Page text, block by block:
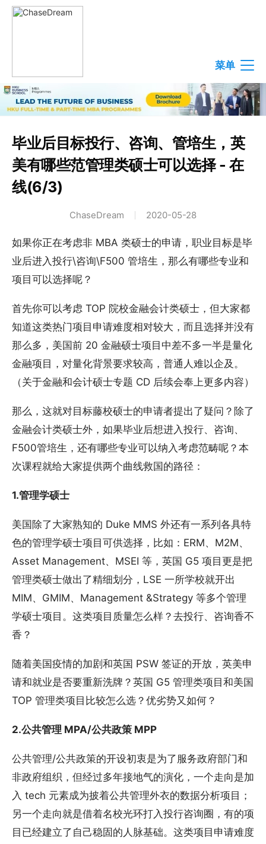
菜单
毕业后目标投行、咨询、管培生，英
美有哪些范管理类硕士可以选择 - 在
线(6/3)
ChaseDream 2020-05-28
如果你正在考虑非 MBA 类硕士的申请，职业目标是毕
业后进入投行\咨询\F500 管培生，那么有哪些专业和
项目可以选择呢？
首先你可以考虑 TOP 院校金融会计类硕士，但大家都
知道这类热门项目申请难度相对较大，而且选择并没有
那么多，美国前 20 金融硕士项目中差不多一半是量化
金融项目，对量化背景要求较高，普通人难以企及。
（关于金融和会计硕士专题 CD 后续会奉上更多内容）
那么，这就对目标藤校硕士的申请者提出了疑问？除了
金融会计类硕士外，如果毕业后想进入投行、咨询、
F500管培生，还有哪些专业可以纳入考虑范畴呢？本
次课程就给大家提供两个曲线救国的路径：
1.管理学硕士
美国除了大家熟知的 Duke MMS 外还有一系列各具特
色的管理学硕士项目可供选择，比如：ERM、M2M、
Asset Management、MSEI 等，英国 G5 项目更是把
管理类硕士做出了精细划分，LSE 一所学校就开出
MIM、GMIM、Management &Strategy 等多个管理
学硕士项目。这类项目质量怎么样？去投行、咨询香不
香？
随着美国疫情的加剧和英国 PSW 签证的开放，英美申
请和就业是否要重新洗牌？英国 G5 管理类项目和美国
TOP 管理类项目比较怎么选？优劣势又如何？
2.公共管理 MPA/公共政策 MPP
公共管理/公共政策的开设初衷是为了服务政府部门和
非政府组织，但经过多年接地气的演化，一个走向是加
入 tech 元素成为披着公共管理外衣的数据分析项目；
另一个走向就是借着名校光环打入投行咨询圈，有的项
目已经建立了自己稳固的人脉基础。这类项目申请难度